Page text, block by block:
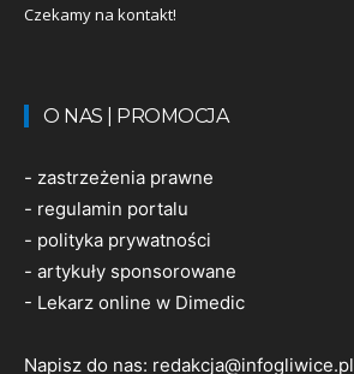
Czekamy na kontakt!
O NAS | PROMOCJA
- zastrzeżenia prawne
- regulamin portalu
- polityka prywatności
- artykuły sponsorowane
- Lekarz online w Dimedic
Napisz do nas: redakcja@infogliwice.pl